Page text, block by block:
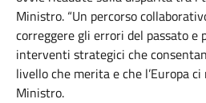
Ministro. “Un percorso
correggere gli errori del passato e
interventi strategici che
livello che merita e che l’Europa
Ministro.